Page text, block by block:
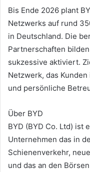
Bis Ende 2026 plant
Netzwerks auf rund
in Deutschland. Die
Partnerschaften
sukzessive aktiviert.
Netzwerk, das
und persönliche
Über BYD
BYD (BYD Co. Ltd) ist
Unternehmen das in
Schienenverkehr,
und das an den